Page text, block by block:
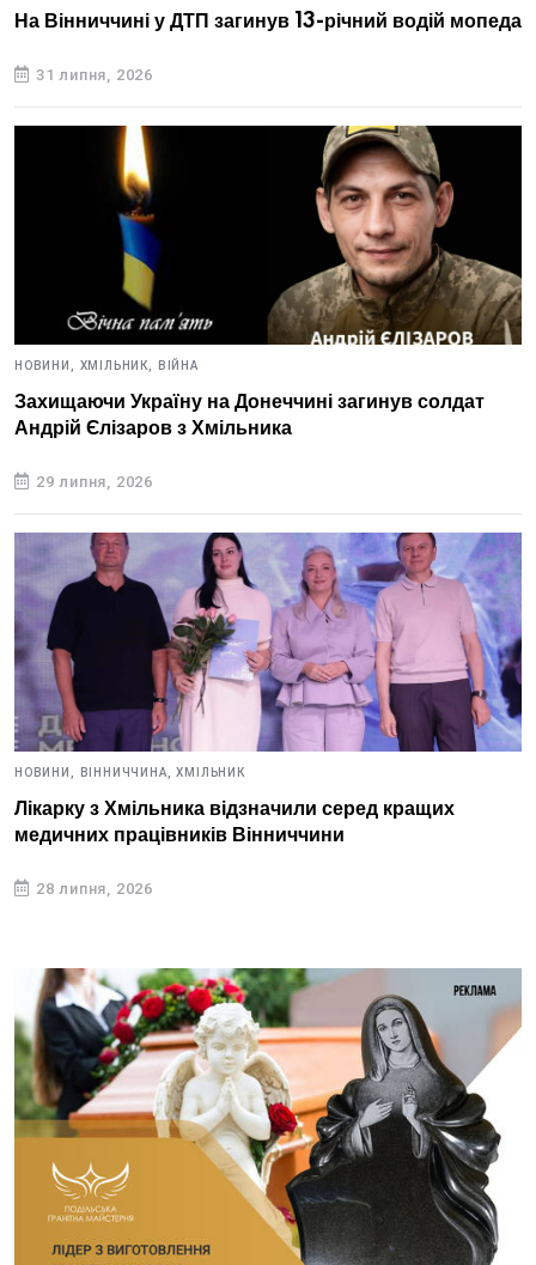
На Вінниччині у ДТП загинув 13-річний водій мопеда
31 липня, 2026
НОВИНИ, ХМІЛЬНИК, ВІЙНА
Захищаючи Україну на Донеччині загинув солдат
Андрій Єлізаров з Хмільника
29 липня, 2026
НОВИНИ, ВІННИЧЧИНА, ХМІЛЬНИК
Лікарку з Хмільника відзначили серед кращих
медичних працівників Вінниччини
28 липня, 2026